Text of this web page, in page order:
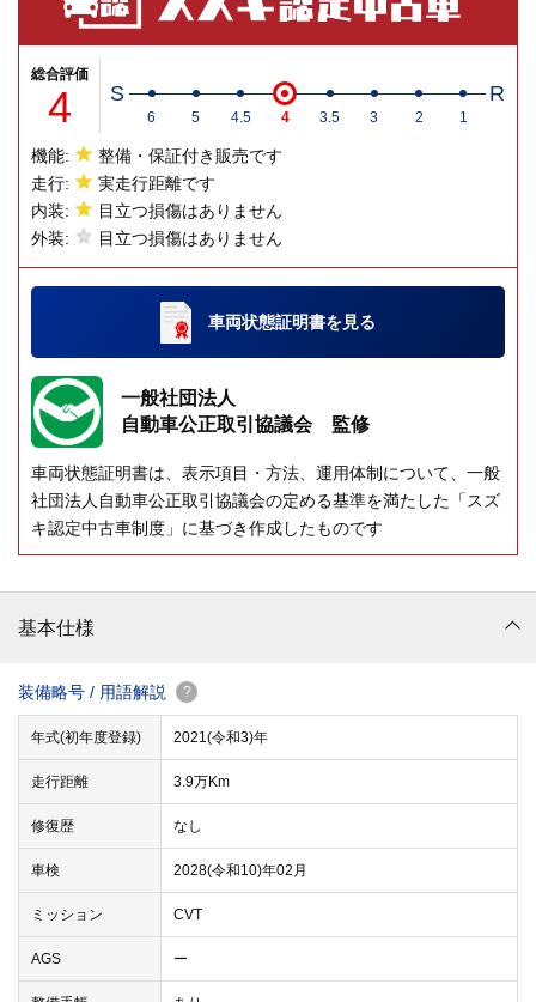
総合評価
4 S R
6 5 4.5 4 3.5 3 2 1
機能:
整備・保証付き販売です
走行:
実走行距離です
内装:
目立つ損傷はありません
外装:
目立つ損傷はありません
車両状態証明書を見る
一般社団法人
自動車公正取引協議会 監修
車両状態証明書は、表示項目・方法、運用体制について、一般
社団法人自動車公正取引協議会の定める基準を満たした「スズ
キ認定中古車制度」に基づき作成したものです
基本仕様
装備略号 / 用語解説 ?
年式(初年度登録) 2021(令和3)年
走行距離 3.9万Km
修復歴 なし
車検 2028(令和10)年02月
ミッション CVT
AGS ー